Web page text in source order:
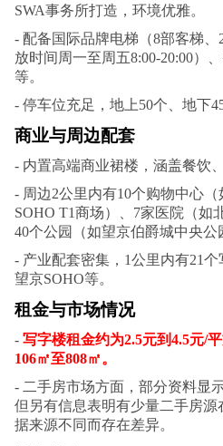
SWA事务所打造，环境优雅。
- 配备国际品牌电梯（8部客梯
放时间周一至周五8:00-20:00）
等。
- 停车位充足，地上50个、地下
商业与周边配套
- 内置高端商业裙楼，涵盖餐饮
- 周边2公里内有10个购物中心
SOHO T1商场）、7家医院（如
40个公园（如望京伯爵城中央公
- 产业配套密集，1公里内有21个
望京SOHO等。
租金与市场情况
- 写字楼租金约为2.5元到4.5元/
106㎡至808㎡。
- 二手房市场方面，部分资料显
但另有信息表明有少量二手房
据来源不同而存在差异。